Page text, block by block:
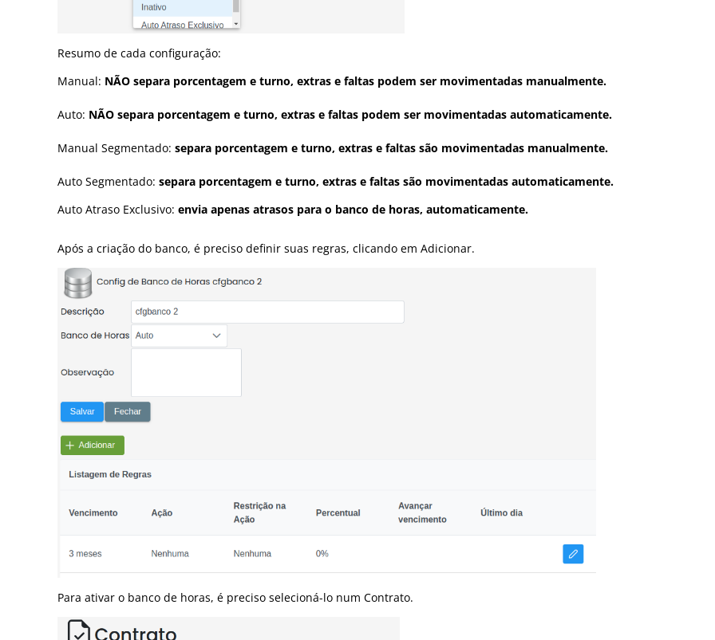
Resumo de cada configuração:
Manual: NÃO separa porcentagem e turno, extras e faltas podem ser movimentadas manualmente.
Auto: NÃO separa porcentagem e turno, extras e faltas podem ser movimentadas automaticamente.
Manual Segmentado: separa porcentagem e turno, extras e faltas são movimentadas manualmente.
Auto Segmentado: separa porcentagem e turno, extras e faltas são movimentadas automaticamente.
Auto Atraso Exclusivo: envia apenas atrasos para o banco de horas, automaticamente.
Após a criação do banco, é preciso definir suas regras, clicando em Adicionar.
Para ativar o banco de horas, é preciso selecioná-lo num Contrato.